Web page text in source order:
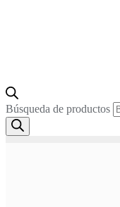
Búsqueda de productos